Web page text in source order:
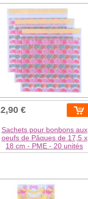
2,90 €
Sachets pour bonbons aux
oeufs de Pâques de 17,5 x
18 cm - PME - 20 unités